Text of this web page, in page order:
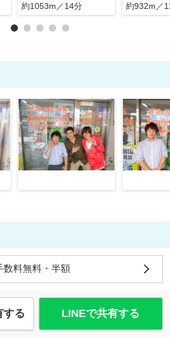
約1053m／14分
約932m／
数料無料・半額
する LINEで共有する